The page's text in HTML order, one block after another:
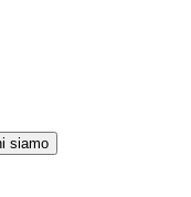
siamo